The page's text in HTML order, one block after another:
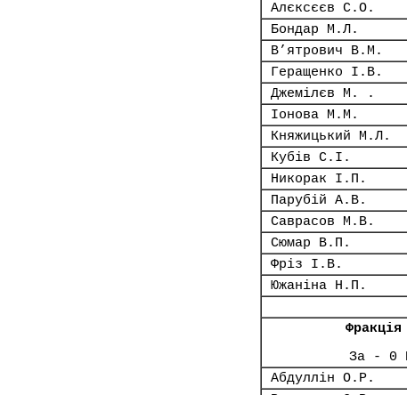
Алєксєєв С.О.
Бондар М.Л.
В’ятрович В.М.
Геращенко І.В.
Джемілєв М. .
Іонова М.М.
Княжицький М.Л.
Кубів С.І.
Никорак І.П.
Парубій А.В.
Саврасов М.В.
Сюмар В.П.
Фріз І.В.
Южаніна Н.П.
За - 0
Абдуллін О.Р.